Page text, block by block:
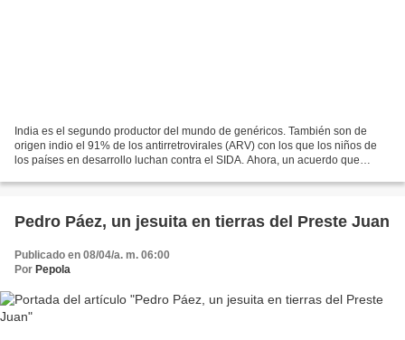
India es el segundo productor del mundo de genéricos. También son de
origen indio el 91% de los antirretrovirales (ARV) con los que los niños de
los países en desarrollo luchan contra el SIDA. Ahora, un acuerdo que
Pedro Páez, un jesuita en tierras del Preste Juan
Publicado en 08/04/a. m. 06:00
Por Pepola